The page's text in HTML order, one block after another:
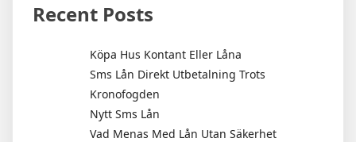
Recent Posts
Köpa Hus Kontant Eller Låna
Sms Lån Direkt Utbetalning Trots
Kronofogden
Nytt Sms Lån
Vad Menas Med Lån Utan Säkerhet